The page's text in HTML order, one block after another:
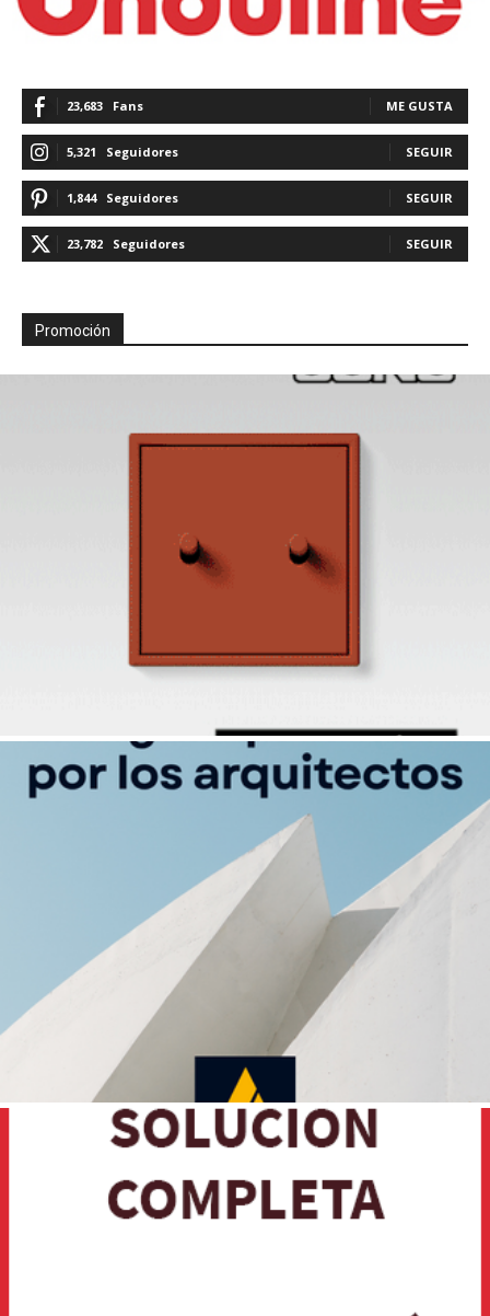
23,683 Fans ME GUSTA
5,321 Seguidores SEGUIR
1,844 Seguidores SEGUIR
23,782 Seguidores SEGUIR
Promoción